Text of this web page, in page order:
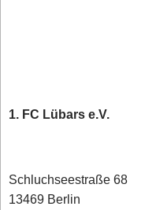
1. FC Lübars e.V.
Schluchseestraße 68
13469 Berlin